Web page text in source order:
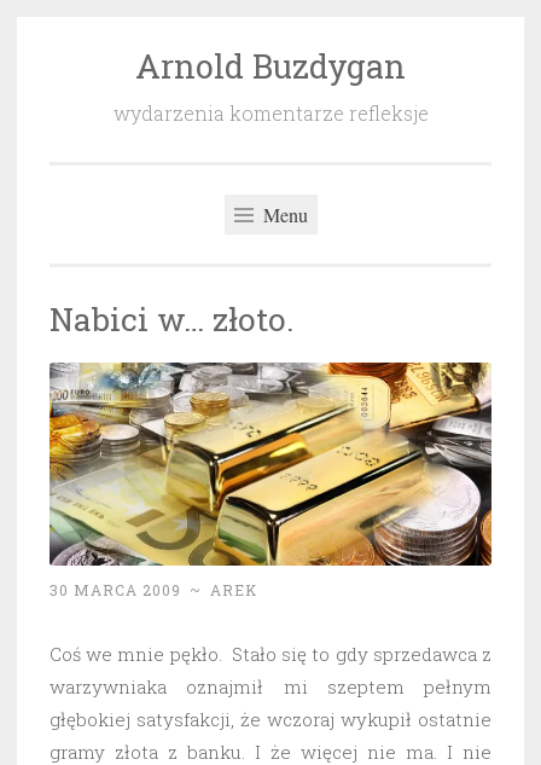
Arnold Buzdygan
wydarzenia komentarze refleksje
Menu
Nabici w… złoto.
30 MARCA 2009 ~ AREK
Coś we mnie pękło. Stało się to gdy sprzedawca z
warzywniaka oznajmił mi szeptem pełnym
głębokiej satysfakcji, że wczoraj wykupił ostatnie
gramy złota z banku. I że więcej nie ma. I nie